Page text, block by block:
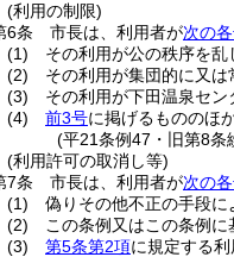
(利用の制限)
6条
市長は、利用者が次の
(1)
その利用が公の秩序を乱
(2)
その利用が集団的に又は
(3)
その利用が下田温泉セン
(4)
前3号に掲げるもののほ
(平21条例47・旧第8条
(利用許可の取消し等)
7条
市長は、利用者が次の
(1)
偽りその他不正の手段に
(2)
この条例又はこの条例に
(3)
第5条第2項に規定する利